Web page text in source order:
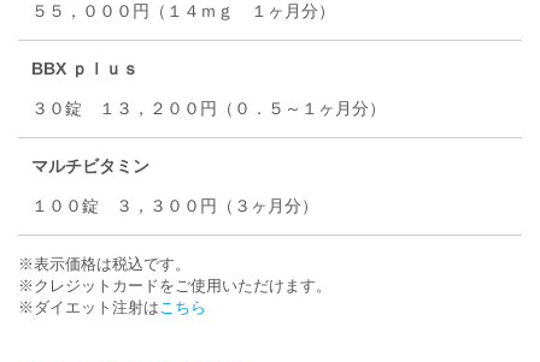
５５，０００円（１４ｍｇ １ヶ月分）
BBX ｐｌｕｓ
３０錠 １３，２００円（０．５～１ヶ月分）
マルチビタミン
１００錠 ３，３００円（３ヶ月分）
※表示価格は税込です。
※クレジットカードをご使用いただけます。
※ダイエット注射は こちら